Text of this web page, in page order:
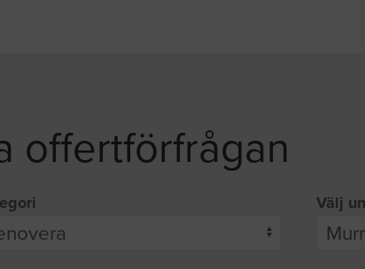
offertförfrågan
Välj